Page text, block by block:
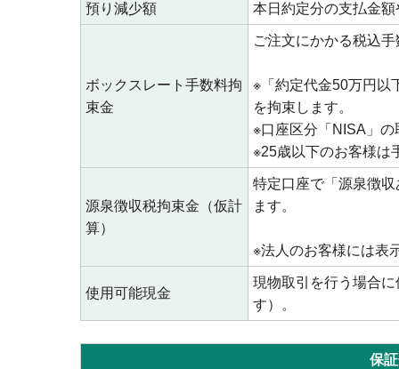
預り減少額 本日約定分の支払金
ボックスレート手数料拘
束金
ご注文にかかる税込
※「約定代金50万円以
を拘束します。
※口座区分「NISA」
※25歳以下のお客様は
源泉徴収税拘束金（仮計
算）
特定口座で「源泉徴
ます。
※法人のお客様には表
使用可能現金
現物取引を行う場合
す）。
保